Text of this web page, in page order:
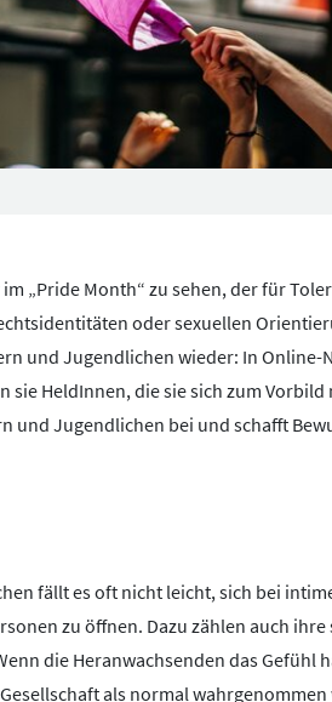
„Pride Month“ zu sehen, der für
oder sexuellen
und Jugendlichen wieder: In Online-
HeldInnen, die sie sich zum Vorbild
und Jugendlichen bei und schafft
fällt es oft nicht leicht, sich bei
zu öffnen. Dazu zählen auch
die Heranwachsenden das Gefühl
als normal wahrgenommen